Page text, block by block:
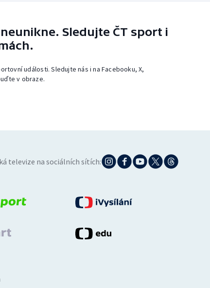
Sledujte ČT sport i
události. Sledujte nás i na Facebooku, X,
v obraze.
televize na sociálních sítích: